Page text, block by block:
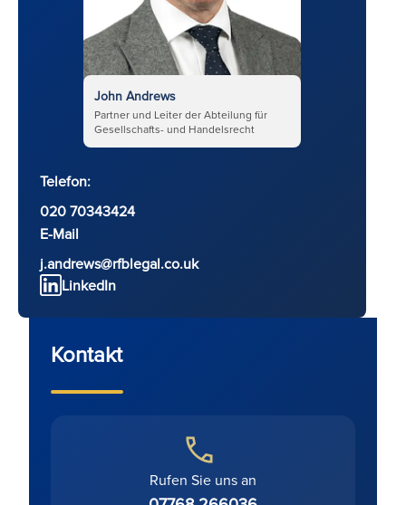
John Andrews
Partner und Leiter der Abteilung für
Gesellschafts- und Handelsrecht
Telefon:
020 70343424
E-Mail
j.andrews@rfblegal.co.uk
LinkedIn
Kontakt
Rufen Sie uns an